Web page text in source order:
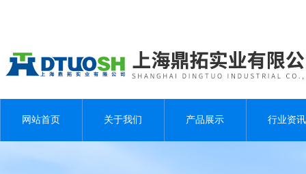
网站首页 关于我们 产品展示 行业资讯